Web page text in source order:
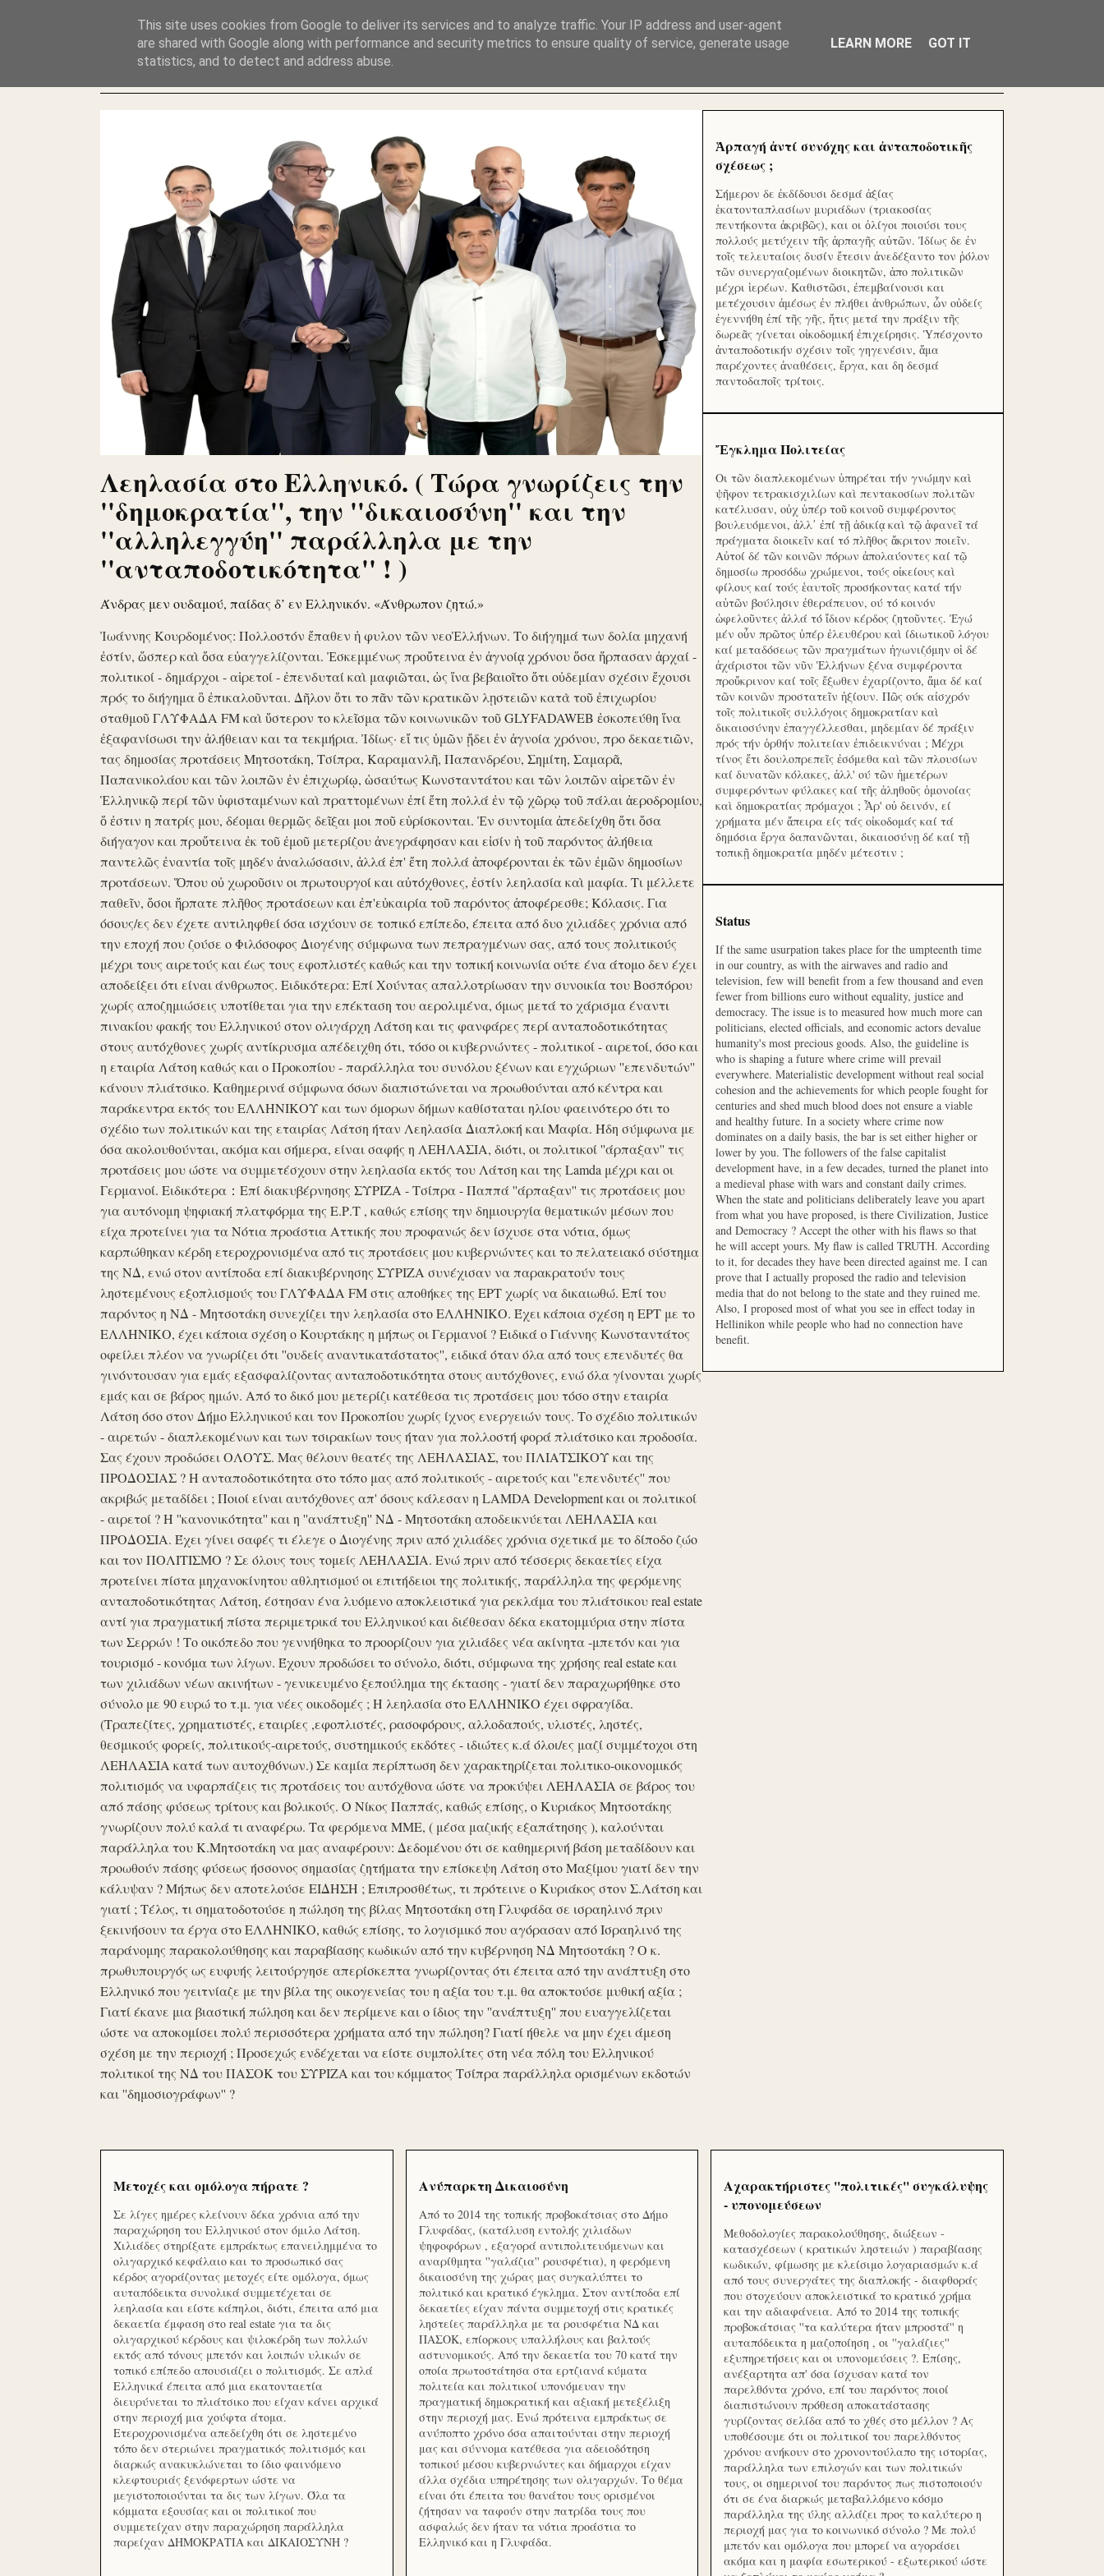
ΛΕΗΛΑΣΙΑ ΚΑΙ ΕΓΚΛΗΜΑ ?
Λεηλασία στο Ελληνικό. ( Τώρα γνωρίζεις την
''δημοκρατία'', την ''δικαιοσύνη'' και την
''αλληλεγγύη'' παράλληλα με την
''ανταποδοτικότητα'' ! )
Άνδρας μεν ουδαμού, παίδας δ’ εν Ελληνικόν. «Άνθρωπον ζητώ.»
Ἰωάννης Κουρδομένος: Πολλοστόν ἔπαθεν ἡ φυλον τῶν νεοἙλλήνων. Το διήγημά των δολία μηχανή
ἐστίν, ὥσπερ καὶ ὅσα εὐαγγελίζονται. Ἐσκεμμένως προὔτεινα ἐν ἀγνοίᾳ χρόνου ὅσα ἥρπασαν ἀρχαί -
πολιτικοί - δημάρχοι - αἱρετοί - ἐπενδυταί καὶ μαφιῶται, ὡς ἵνα βεβαιοῖτο ὅτι οὐδεμίαν σχέσιν ἔχουσι
πρός το διήγημα ὃ ἐπικαλοῦνται. Δῆλον ὅτι το πᾶν τῶν κρατικῶν λῃστειῶν κατὰ τοῦ ἐπιχωρίου
σταθμοῦ ΓΛΥΦΑΔΑ FM καὶ ὕστερον το κλεῖσμα τῶν κοινωνικῶν τοῦ GLYFADAWEB ἐσκοπεύθη ἵνα
ἐξαφανίσωσι την ἀλήθειαν και τα τεκμήρια. Ἰδίως· εἴ τις ὑμῶν ᾔδει ἐν ἀγνοία χρόνου, προ δεκαετιῶν,
τας δημοσίας προτάσεις Μητσοτάκη, Τσίπρα, Καραμανλῆ, Παπανδρέου, Σημίτη, Σαμαρᾶ,
Παπανικολάου και τῶν λοιπῶν ἐν ἐπιχωρίῳ, ὡσαύτως Κωνσταντάτου και τῶν λοιπῶν αἱρετῶν ἐν
Ἑλληνικῷ περί τῶν ὑφισταμένων καὶ πραττομένων ἐπί ἔτη πολλά ἐν τῷ χῶρῳ τοῦ πάλαι ἀεροδρομίου,
ὅ ἐστιν η πατρίς μου, δέομαι θερμῶς δεῖξαι μοι ποῦ εὑρίσκονται. Ἐν συντομία ἀπεδείχθη ὅτι ὅσα
διήγαγον και προὔτεινα ἐκ τοῦ ἐμοῦ μετερίζου ἀνεγράφησαν και εἰσίν ἡ τοῦ παρόντος ἀλήθεια
παντελῶς ἐναντία τοῖς μηδέν ἀναλώσασιν, ἀλλά ἐπ' ἔτη πολλά ἀποφέρονται ἐκ τῶν ἐμῶν δημοσίων
προτάσεων. Ὅπου οὐ χωροῦσιν οι πρωτουργοί και αὐτόχθονες, ἐστίν λεηλασία καὶ μαφία. Τι μέλλετε
παθεῖν, ὅσοι ἥρπατε πλῆθος προτάσεων και ἐπ'εὐκαιρία τοῦ παρόντος ἀποφέρεσθε; Κόλασις. Για
όσους/ες δεν έχετε αντιληφθεί όσα ισχύουν σε τοπικό επίπεδο, έπειτα από δυο χιλιάδες χρόνια από
την εποχή που ζούσε ο Φιλόσοφος Διογένης σύμφωνα των πεπραγμένων σας, από τους πολιτικούς
μέχρι τους αιρετούς και έως τους εφοπλιστές καθώς και την τοπική κοινωνία ούτε ένα άτομο δεν έχει
αποδείξει ότι είναι άνθρωπος. Ειδικότερα: Επί Χούντας απαλλοτρίωσαν την συνοικία του Βοσπόρου
χωρίς αποζημιώσεις υποτίθεται για την επέκταση του αερολιμένα, όμως μετά το χάρισμα έναντι
πινακίου φακής του Ελληνικού στον ολιγάρχη Λάτση και τις φανφάρες περί ανταποδοτικότητας
στους αυτόχθονες χωρίς αντίκρυσμα απέδειχθη ότι, τόσο οι κυβερνώντες - πολιτικοί - αιρετοί, όσο και
η εταιρία Λάτση καθώς και ο Προκοπίου - παράλληλα του συνόλου ξένων και εγχώριων ''επενδυτών''
κάνουν πλιάτσικο. Καθημερινά σύμφωνα όσων διαπιστώνεται να προωθούνται από κέντρα και
παράκεντρα εκτός του ΕΛΛΗΝΙΚΟΥ και των όμορων δήμων καθίσταται ηλίου φαεινότερο ότι το
σχέδιο των πολιτικών και της εταιρίας Λάτση ήταν Λεηλασία Διαπλοκή και Μαφία. Ήδη σύμφωνα με
όσα ακολουθούνται, ακόμα και σήμερα, είναι σαφής η ΛΕΗΛΑΣΙΑ, διότι, οι πολιτικοί ''άρπαξαν'' τις
προτάσεις μου ώστε να συμμετέσχουν στην λεηλασία εκτός του Λάτση και της Lamda μέχρι και οι
Γερμανοί. Ειδικότερα：Επί διακυβέρνησης ΣΥΡΙΖΑ - Τσίπρα - Παππά ''άρπαξαν'' τις προτάσεις μου
για αυτόνομη ψηφιακή πλατφόρμα της Ε.Ρ.Τ , καθώς επίσης την δημιουργία θεματικών μέσων που
είχα προτείνει για τα Νότια προάστια Αττικής που προφανώς δεν ίσχυσε στα νότια, όμως
καρπώθηκαν κέρδη ετεροχρονισμένα από τις προτάσεις μου κυβερνώντες και το πελατειακό σύστημα
της ΝΔ, ενώ στον αντίποδα επί διακυβέρνησης ΣΥΡΙΖΑ συνέχισαν να παρακρατούν τους
ληστεμένους εξοπλισμούς του ΓΛΥΦΑΔΑ FM στις αποθήκες της ΕΡΤ χωρίς να δικαιωθώ. Επί του
παρόντος η ΝΔ - Μητσοτάκη συνεχίζει την λεηλασία στο ΕΛΛΗΝΙΚΟ. Έχει κάποια σχέση η ΕΡΤ με το
ΕΛΛΗΝΙΚΟ, έχει κάποια σχέση ο Κουρτάκης η μήπως οι Γερμανοί ? Ειδικά ο Γιάννης Κωνσταντάτος
οφείλει πλέον να γνωρίζει ότι ''ουδείς αναντικατάστατος'', ειδικά όταν όλα από τους επενδυτές θα
γινόντουσαν για εμάς εξασφαλίζοντας ανταποδοτικότητα στους αυτόχθονες, ενώ όλα γίνονται χωρίς
εμάς και σε βάρος ημών. Από το δικό μου μετερίζι κατέθεσα τις προτάσεις μου τόσο στην εταιρία
Λάτση όσο στον Δήμο Ελληνικού και τον Προκοπίου χωρίς ίχνος ενεργειών τους. Το σχέδιο πολιτικών
- αιρετών - διαπλεκομένων και των τσιρακίων τους ήταν για πολλοστή φορά πλιάτσικο και προδοσία.
Σας έχουν προδώσει ΟΛΟΥΣ. Μας θέλουν θεατές της ΛΕΗΛΑΣΙΑΣ, του ΠΛΙΑΤΣΙΚΟΥ και της
ΠΡΟΔΟΣΙΑΣ ? Η ανταποδοτικότητα στο τόπο μας από πολιτικούς - αιρετούς και ''επενδυτές'' που
ακριβώς μεταδίδει ; Ποιοί είναι αυτόχθονες απ' όσους κάλεσαν η LAMDA Development και οι πολιτικοί
- αιρετοί ? Η ''κανονικότητα'' και η ''ανάπτυξη'' ΝΔ - Μητσοτάκη αποδεικνύεται ΛΕΗΛΑΣΙΑ και
ΠΡΟΔΟΣΙΑ. Έχει γίνει σαφές τι έλεγε ο Διογένης πριν από χιλιάδες χρόνια σχετικά με το δίποδο ζώο
και τον ΠΟΛΙΤΙΣΜΟ ? Σε όλους τους τομείς ΛΕΗΛΑΣΙΑ. Ενώ πριν από τέσσερις δεκαετίες είχα
προτείνει πίστα μηχανοκίνητου αθλητισμού οι επιτήδειοι της πολιτικής, παράλληλα της φερόμενης
ανταποδοτικότητας Λάτση, έστησαν ένα λυόμενο αποκλειστικά για ρεκλάμα του πλιάτσικου real estate
αντί για πραγματική πίστα περιμετρικά του Ελληνικού και διέθεσαν δέκα εκατομμύρια στην πίστα
των Σερρών ! Το οικόπεδο που γεννήθηκα το προορίζουν για χιλιάδες νέα ακίνητα -μπετόν και για
τουρισμό - κονόμα των λίγων. Έχουν προδώσει το σύνολο, διότι, σύμφωνα της χρήσης real estate και
των χιλιάδων νέων ακινήτων - γενικευμένο ξεπούλημα της έκτασης - γιατί δεν παραχωρήθηκε στο
σύνολο με 90 ευρώ το τ.μ. για νέες οικοδομές ; Η λεηλασία στο ΕΛΛΗΝΙΚΟ έχει σφραγίδα.
(Τραπεζίτες, χρηματιστές, εταιρίες ,εφοπλιστές, ρασοφόρους, αλλοδαπούς, υλιστές, ληστές,
θεσμικούς φορείς, πολιτικούς-αιρετούς, συστημικούς εκδότες - ιδιώτες κ.ά όλοι/ες μαζί συμμέτοχοι στη
ΛΕΗΛΑΣΙΑ κατά των αυτοχθόνων.) Σε καμία περίπτωση δεν χαρακτηρίζεται πολιτικο-οικονομικός
πολιτισμός να υφαρπάζεις τις προτάσεις του αυτόχθονα ώστε να προκύψει ΛΕΗΛΑΣΙΑ σε βάρος του
από πάσης φύσεως τρίτους και βολικούς. Ο Νίκος Παππάς, καθώς επίσης, ο Κυριάκος Μητσοτάκης
γνωρίζουν πολύ καλά τι αναφέρω. Τα φερόμενα ΜΜΕ, ( μέσα μαζικής εξαπάτησης ), καλούνται
παράλληλα του Κ.Μητσοτάκη να μας αναφέρουν: Δεδομένου ότι σε καθημερινή βάση μεταδίδουν και
προωθούν πάσης φύσεως ήσσονος σημασίας ζητήματα την επίσκεψη Λάτση στο Μαξίμου γιατί δεν την
κάλυψαν ? Μήπως δεν αποτελούσε ΕΙΔΗΣΗ ; Επιπροσθέτως, τι πρότεινε ο Κυριάκος στον Σ.Λάτση και
γιατί ; Τέλος, τι σηματοδοτούσε η πώληση της βίλας Μητσοτάκη στη Γλυφάδα σε ισραηλινό πριν
ξεκινήσουν τα έργα στο ΕΛΛΗΝΙΚΟ, καθώς επίσης, το λογισμικό που αγόρασαν από Ισραηλινό της
παράνομης παρακολούθησης και παραβίασης κωδικών από την κυβέρνηση ΝΔ Μητσοτάκη ? Ο κ.
πρωθυπουργός ως ευφυής λειτούργησε απερίσκεπτα γνωρίζοντας ότι έπειτα από την ανάπτυξη στο
Ελληνικό που γειτνίαζε με την βίλα της οικογενείας του η αξία του τ.μ. θα αποκτούσε μυθική αξία ;
Γιατί έκανε μια βιαστική πώληση και δεν περίμενε και ο ίδιος την ''ανάπτυξη'' που ευαγγελίζεται
ώστε να αποκομίσει πολύ περισσότερα χρήματα από την πώληση? Γιατί ήθελε να μην έχει άμεση
σχέση με την περιοχή ; Προσεχώς ενδέχεται να είστε συμπολίτες στη νέα πόλη του Ελληνικού
πολιτικοί της ΝΔ του ΠΑΣΟΚ του ΣΥΡΙΖΑ και του κόμματος Τσίπρα παράλληλα ορισμένων εκδοτών
και ''δημοσιογράφων'' ?
Ἁρπαγή ἀντί συνόχης και ἀνταποδοτικῆς
σχέσεως ;
Σήμερον δε ἐκδίδουσι δεσμά ἀξίας
ἑκατονταπλασίων μυριάδων (τριακοσίας
πεντήκοντα ἀκριβῶς), και οι ὀλίγοι ποιούσι τους
πολλούς μετύχειν τῆς ἁρπαγῆς αὐτῶν. Ἰδίως δε ἐν
τοῖς τελευταίοις δυσίν ἔτεσιν ἀνεδέξαντο τον ῥόλον
τῶν συνεργαζομένων διοικητῶν, ἀπο πολιτικῶν
μέχρι ἱερέων. Καθιστῶσι, ἐπεμβαίνουσι και
μετέχουσιν ἀμέσως ἐν πλήθει ἀνθρώπων, ὧν οὐδείς
ἐγεννήθη ἐπί τῆς γῆς, ἥτις μετά την πράξιν τῆς
δωρεᾶς γίνεται οἰκοδομική ἐπιχείρησις. Ὑπέσχοντο
ἀνταποδοτικήν σχέσιν τοῖς γηγενέσιν, ἅμα
παρέχοντες ἀναθέσεις, ἔργα, και δη δεσμά
παντοδαποῖς τρίτοις.
Ἔγκλημα Πολιτείας
Οι τῶν διαπλεκομένων ὑπηρέται τήν γνώμην καὶ
ψῆφον τετρακισχιλίων καὶ πεντακοσίων πολιτῶν
κατέλυσαν, οὐχ ὑπέρ τοῦ κοινοῦ συμφέροντος
βουλευόμενοι, ἀλλ᾽ ἐπί τῇ ἀδικίᾳ καὶ τῷ ἀφανεῖ τά
πράγματα διοικεῖν καί τό πλῆθος ἄκριτον ποιεῖν.
Αὐτοί δέ τῶν κοινῶν πόρων ἀπολαύοντες καί τῷ
δημοσίω προσόδω χρώμενοι, τούς οἰκείους καὶ
φίλους καί τούς ἑαυτοῖς προσήκοντας κατά τήν
αὑτῶν βούλησιν ἐθεράπευον, ού τό κοινόν
ὠφελοῦντες ἀλλά τό ἴδιον κέρδος ζητοῦντες. Ἐγώ
μέν οὖν πρῶτος ὑπέρ ἐλευθέρου καὶ ίδιωτικοῦ λόγου
καί μεταδόσεως τῶν πραγμάτων ἠγωνιζόμην οἱ δέ
ἀχάριστοι τῶν νῦν Ἑλλήνων ξένα συμφέροντα
προὔκρινον καί τοῖς ἔξωθεν ἐχαρίζοντο, ἅμα δέ καί
τῶν κοινῶν προστατεῖν ἠξίουν. Πῶς ούκ αἰσχρόν
τοῖς πολιτικοῖς συλλόγοις δημοκρατίαν καὶ
δικαιοσύνην ἐπαγγέλλεσθαι, μηδεμίαν δέ πράξιν
πρός τήν ὀρθήν πολιτείαν ἐπιδεικνύναι ; Μέχρι
τίνος ἔτι δουλοπρεπεῖς ἐσόμεθα καὶ τῶν πλουσίων
καί δυνατῶν κόλακες, ἀλλ' ού τῶν ἡμετέρων
συμφερόντων φύλακες καί τῆς ἀληθοῦς ὁμονοίας
καὶ δημοκρατίας πρόμαχοι ; Ἆρ' οὐ δεινόν, εί
χρήματα μέν ἄπειρα είς τάς οἰκοδομάς καί τά
δημόσια ἔργα δαπανῶνται, δικαιοσύνῃ δέ καί τῇ
τοπικῇ δημοκρατία μηδέν μέτεστιν ;
Status
If the same usurpation takes place for the umpteenth time
in our country, as with the airwaves and radio and
television, few will benefit from a few thousand and even
fewer from billions euro without equality, justice and
democracy. The issue is to measured how much more can
politicians, elected officials, and economic actors devalue
humanity's most precious goods. Also, the guideline is
who is shaping a future where crime will prevail
everywhere. Materialistic development without real social
cohesion and the achievements for which people fought for
centuries and shed much blood does not ensure a viable
and healthy future. In a society where crime now
dominates on a daily basis, the bar is set either higher or
lower by you. The followers of the false capitalist
development have, in a few decades, turned the planet into
a medieval phase with wars and constant daily crimes.
When the state and politicians deliberately leave you apart
from what you have proposed, is there Civilization, Justice
and Democracy ? Accept the other with his flaws so that
he will accept yours. My flaw is called TRUTH. According
to it, for decades they have been directed against me. I can
prove that I actually proposed the radio and television
media that do not belong to the state and they ruined me.
Also, I proposed most of what you see in effect today in
Hellinikon while people who had no connection have
benefit.
Μετοχές και ομόλογα πήρατε ?
Σε λίγες ημέρες κλείνουν δέκα χρόνια από την
παραχώρηση του Ελληνικού στον όμιλο Λάτση.
Χιλιάδες στηρίξατε εμπράκτως επανειλημμένα το
ολιγαρχικό κεφάλαιο και το προσωπικό σας
κέρδος αγοράζοντας μετοχές είτε ομόλογα, όμως
αυταπόδεικτα συνολικά συμμετέχεται σε
λεηλασία και είστε κάπηλοι, διότι, έπειτα από μια
δεκαετία έμφαση στο real estate για τα δις
ολιγαρχικού κέρδους και ψιλοκέρδη των πολλών
εκτός από τόνους μπετόν και λοιπών υλικών σε
τοπικό επίπεδο απουσιάζει ο πολιτισμός. Σε απλά
Ελληνικά έπειτα από μια εκατονταετία
διευρύνεται το πλιάτσικο που είχαν κάνει αρχικά
στην περιοχή μια χούφτα άτομα.
Ετεροχρονισμένα απεδείχθη ότι σε ληστεμένο
τόπο δεν στεριώνει πραγματικός πολιτισμός και
διαρκώς ανακυκλώνεται το ίδιο φαινόμενο
κλεφτουριάς ξενόφερτων ώστε να
μεγιστοποιούνται τα δις των λίγων. Όλα τα
κόμματα εξουσίας και οι πολιτικοί που
συμμετείχαν στην παραχώρηση παράλληλα
παρείχαν ΔΗΜΟΚΡΑΤΙΑ και ΔΙΚΑΙΟΣΥΝΗ ?
Ανύπαρκτη Δικαιοσύνη
Από το 2014 της τοπικής προβοκάτσιας στο Δήμο
Γλυφάδας, (κατάλυση εντολής χιλιάδων
ψηφοφόρων , εξαγορά αντιπολιτευόμενων και
αναρίθμητα ''γαλάζια'' ρουσφέτια), η φερόμενη
δικαιοσύνη της χώρας μας συγκαλύπτει το
πολιτικό και κρατικό έγκλημα. Στον αντίποδα επί
δεκαετίες είχαν πάντα συμμετοχή στις κρατικές
ληστείες παράλληλα με τα ρουσφέτια ΝΔ και
ΠΑΣΟΚ, επίορκους υπαλλήλους και βαλτούς
αστυνομικούς. Από την δεκαετία του 70 κατά την
οποία πρωτοστάτησα στα ερτζιανά κύματα
πολιτεία και πολιτικοί υπονόμευαν την
πραγματική δημοκρατική και αξιακή μετεξέλιξη
στην περιοχή μας. Ενώ πρότεινα εμπράκτως σε
ανύποπτο χρόνο όσα απαιτούνται στην περιοχή
μας και σύννομα κατέθεσα για αδειοδότηση
τοπικού μέσου κυβερνώντες και δήμαρχοι είχαν
άλλα σχέδια υπηρέτησης των ολιγαρχών. Το θέμα
είναι ότι έπειτα του θανάτου τους ορισμένοι
ζήτησαν να ταφούν στην πατρίδα τους που
ασφαλώς δεν ήταν τα νότια προάστια το
Ελληνικό και η Γλυφάδα.
Αχαρακτήριστες ''πολιτικές'' συγκάλυψης
- υπονομεύσεων
Μεθοδολογίες παρακολούθησης, διώξεων -
κατασχέσεων ( κρατικών ληστειών ) παραβίασης
κωδικών, φίμωσης με κλείσιμο λογαριασμών κ.ά
από τους συνεργάτες της διαπλοκής - διαφθοράς
που στοχεύουν αποκλειστικά το κρατικό χρήμα
και την αδιαφάνεια. Από το 2014 της τοπικής
προβοκάτσιας ''τα καλύτερα ήταν μπροστά'' η
αυταπόδεικτα η μαζοποίηση , οι ''γαλάζιες''
εξυπηρετήσεις και οι υπονομεύσεις ?. Επίσης,
ανέξαρτητα απ' όσα ίσχυσαν κατά τον
παρελθόντα χρόνο, επί του παρόντος ποιοί
διαπιστώνουν πρόθεση αποκατάστασης
γυρίζοντας σελίδα από το χθές στο μέλλον ? Ας
υποθέσουμε ότι οι πολιτικοί του παρελθόντος
χρόνου ανήκουν στο χρονοντούλαπο της ιστορίας,
παράλληλα των επιλογών και των πολιτικών
τους, οι σημερινοί του παρόντος πως πιστοποιούν
ότι σε ένα διαρκώς μεταβαλλόμενο κόσμο
παράλληλα της ύλης αλλάζει προς το καλύτερο η
περιοχή μας για το κοινωνικό σύνολο ? Με πολύ
μπετόν και ομόλογα που μπορεί να αγοράσει
ακόμα και η μαφία εσωτερικού - εξωτερικού ώστε
This site uses cookies from Google to deliver its services and to analyze traffic. Your IP address and user-agent
are shared with Google along with performance and security metrics to ensure quality of service, generate usage
statistics, and to detect and address abuse.
LEARN MORE GOT IT